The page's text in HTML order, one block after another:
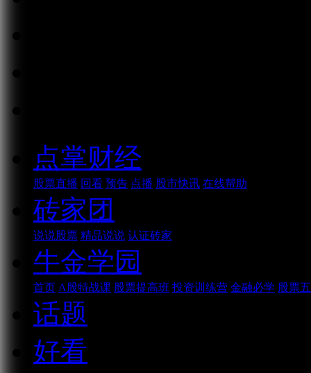
点掌财经
股票直播 回看 预告 点播 股市快讯 在线帮助
砖家团
说说股票 精品说说 认证砖家
牛金学园
首页 A股特战课 股票提高班 投资训练营 金融必学 股票
话题
好看